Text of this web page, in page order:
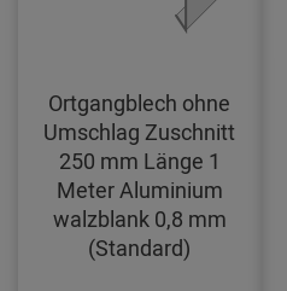
Ortgangblech ohne
Umschlag Zuschnitt
250 mm Länge 1
Meter Aluminium
walzblank 0,8 mm
(Standard)